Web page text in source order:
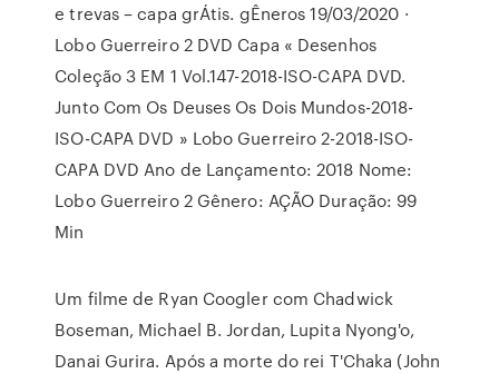
e trevas – capa grÁtis. gÊneros 19/03/2020 ·
Lobo Guerreiro 2 DVD Capa « Desenhos
Coleção 3 EM 1 Vol.147-2018-ISO-CAPA DVD.
Junto Com Os Deuses Os Dois Mundos-2018-
ISO-CAPA DVD » Lobo Guerreiro 2-2018-ISO-
CAPA DVD Ano de Lançamento: 2018 Nome:
Lobo Guerreiro 2 Gênero: AÇÃO Duração: 99
Min
Um filme de Ryan Coogler com Chadwick
Boseman, Michael B. Jordan, Lupita Nyong'o,
Danai Gurira. Após a morte do rei T'Chaka (John